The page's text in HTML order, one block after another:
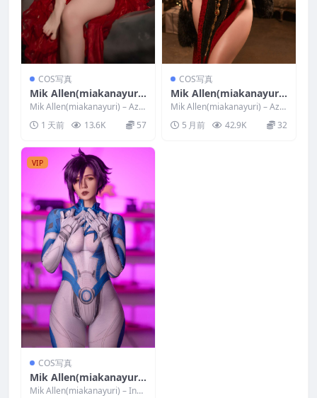
COS写真
Mik Allen(miakanayuri)
– Azula
Mik Allen(miakanayuri) – Azul
1 天前 13.6K 57
COS写真
Mik Allen(miakanayuri)
– Azula
Mik Allen(miakanayuri) – Azul
5 月前 42.9K 32
VIP
COS写真
Mik Allen(miakanayuri)
– Invisigal
Mik Allen(miakanayuri) – Invi